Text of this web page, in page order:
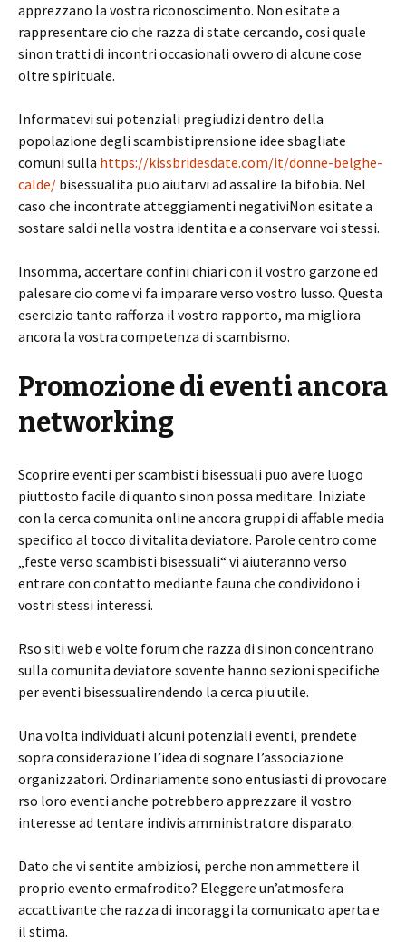
apprezzano la vostra riconoscimento. Non esitate a
rappresentare cio che razza di state cercando, cosi quale
sinon tratti di incontri occasionali ovvero di alcune cose
oltre spirituale.
Informatevi sui potenziali pregiudizi dentro della
popolazione degli scambistiprensione idee sbagliate
comuni sulla https://kissbridesdate.com/it/donne-belghe-
calde/ bisessualita puo aiutarvi ad assalire la bifobia. Nel
caso che incontrate atteggiamenti negativiNon esitate a
sostare saldi nella vostra identita e a conservare voi stessi.
Insomma, accertare confini chiari con il vostro garzone ed
palesare cio come vi fa imparare verso vostro lusso. Questa
esercizio tanto rafforza il vostro rapporto, ma migliora
ancora la vostra competenza di scambismo.
Promozione di eventi ancora
networking
Scoprire eventi per scambisti bisessuali puo avere luogo
piuttosto facile di quanto sinon possa meditare. Iniziate
con la cerca comunita online ancora gruppi di affable media
specifico al tocco di vitalita deviatore. Parole centro come
„feste verso scambisti bisessuali“ vi aiuteranno verso
entrare con contatto mediante fauna che condividono i
vostri stessi interessi.
Rso siti web e volte forum che razza di sinon concentrano
sulla comunita deviatore sovente hanno sezioni specifiche
per eventi bisessualirendendo la cerca piu utile.
Una volta individuati alcuni potenziali eventi, prendete
sopra considerazione l’idea di sognare l’associazione
organizzatori. Ordinariamente sono entusiasti di provocare
rso loro eventi anche potrebbero apprezzare il vostro
interesse ad tentare indivis amministratore disparato.
Dato che vi sentite ambiziosi, perche non ammettere il
proprio evento ermafrodito? Eleggere un’atmosfera
accattivante che razza di incoraggi la comunicato aperta e
il stima.